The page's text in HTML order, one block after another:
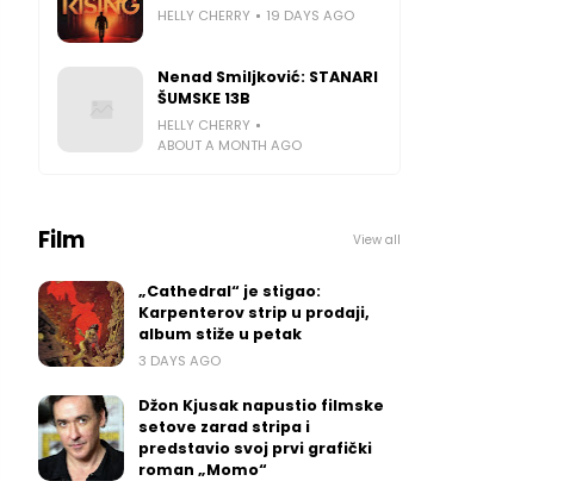
HELLY CHERRY 19 DAYS AGO
Nenad Smiljković: STANARI
ŠUMSKE 13B
HELLY CHERRY
ABOUT A MONTH AGO
Film View all
„Cathedral“ je stigao:
Karpenterov strip u prodaji,
album stiže u petak
3 DAYS AGO
Džon Kjusak napustio filmske
setove zarad stripa i
predstavio svoj prvi grafički
roman „Momo“